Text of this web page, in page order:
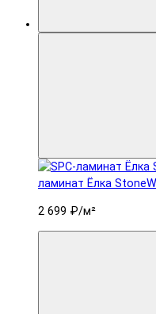
ламинат Ëлка
2 699 ₽/м²